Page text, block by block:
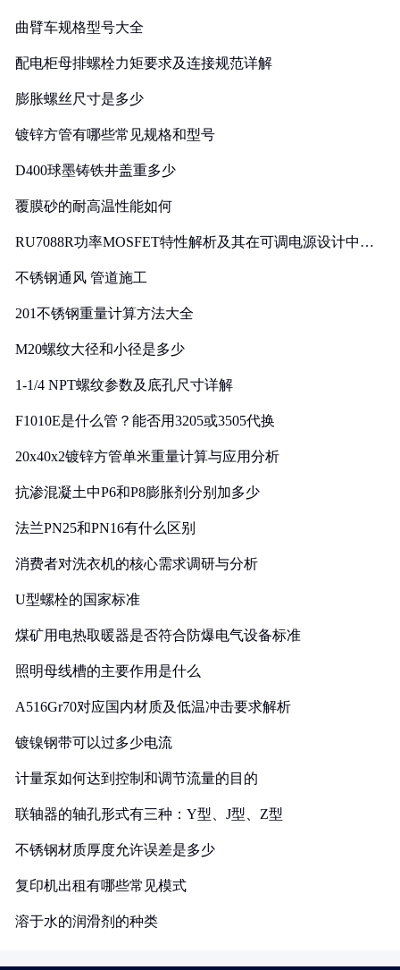
曲臂车规格型号大全
配电柜母排螺栓力矩要求及连接规范详解
膨胀螺丝尺寸是多少
镀锌方管有哪些常见规格和型号
D400球墨铸铁井盖重多少
覆膜砂的耐高温性能如何
RU7088R功率MOSFET特性解析及其在可调电源设计中的
不锈钢通风 管道施工
201不锈钢重量计算方法大全
M20螺纹大径和小径是多少
1-1/4 NPT螺纹参数及底孔尺寸详解
F1010E是什么管？能否用3205或3505代换
20x40x2镀锌方管单米重量计算与应用分析
抗渗混凝土中P6和P8膨胀剂分别加多少
法兰PN25和PN16有什么区别
消费者对洗衣机的核心需求调研与分析
U型螺栓的国家标准
煤矿用电热取暖器是否符合防爆电气设备标准
照明母线槽的主要作用是什么
A516Gr70对应国内材质及低温冲击要求解析
镀镍钢带可以过多少电流
计量泵如何达到控制和调节流量的目的
联轴器的轴孔形式有三种：Y型、J型、Z型
不锈钢材质厚度允许误差是多少
复印机出租有哪些常见模式
溶于水的润滑剂的种类